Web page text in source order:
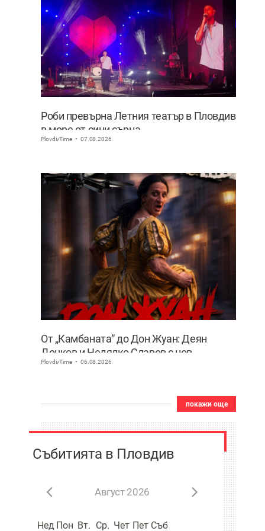
Роби превърна Летния театър в Пловдив
в море от сини сърца
PlovdivTime 07.08.2026
От „Камбаната“ до Дон Жуан: Деян
Донков и Недялко Славов с нов
съвместен проект в Пловдив
PlovdivTime 06.08.2026
покажи още
Събитията в Пловдив
Август 2026
Нед Пон Вт. Ср. Чет Пет Съб